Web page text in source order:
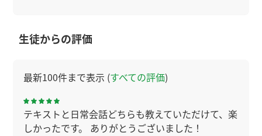
生徒からの評価
最新100件まで表示 (すべての評価)
テキストと日常会話どちらも教えていただけて、楽
しかったです。 ありがとうございました！